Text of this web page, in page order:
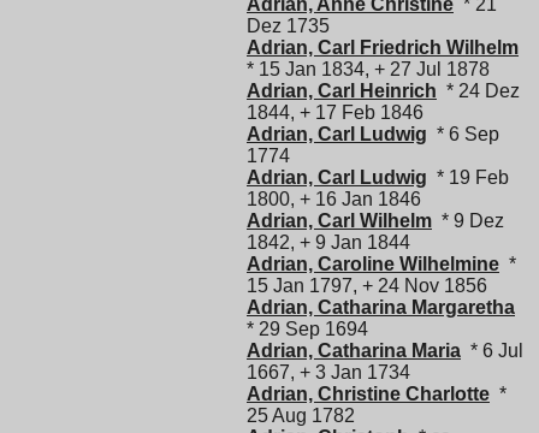
Adrian, Anne Christine * 21
Dez 1735
Adrian, Carl Friedrich Wilhelm
* 15 Jan 1834, + 27 Jul 1878
Adrian, Carl Heinrich * 24 Dez
1844, + 17 Feb 1846
Adrian, Carl Ludwig * 6 Sep
1774
Adrian, Carl Ludwig * 19 Feb
1800, + 16 Jan 1846
Adrian, Carl Wilhelm * 9 Dez
1842, + 9 Jan 1844
Adrian, Caroline Wilhelmine *
15 Jan 1797, + 24 Nov 1856
Adrian, Catharina Margaretha
* 29 Sep 1694
Adrian, Catharina Maria * 6 Jul
1667, + 3 Jan 1734
Adrian, Christine Charlotte *
25 Aug 1782